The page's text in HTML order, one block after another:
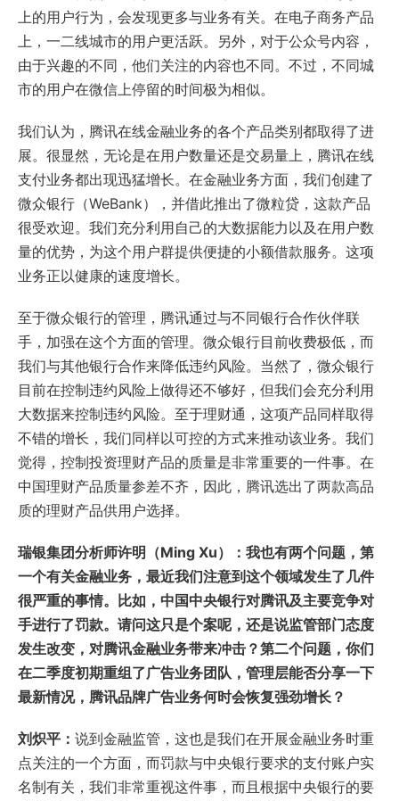
上的用户行为，会发现更多与业务有关。在电子商务产品
上，一二线城市的用户更活跃。另外，对于公众号内容，
由于兴趣的不同，他们关注的内容也不同。不过，不同城
市的用户在微信上停留的时间极为相似。
我们认为，腾讯在线金融业务的各个产品类别都取得了进
展。很显然，无论是在用户数量还是交易量上，腾讯在线
支付业务都出现迅猛增长。在金融业务方面，我们创建了
微众银行（WeBank），并借此推出了微粒贷，这款产品
很受欢迎。我们充分利用自己的大数据能力以及在用户数
量的优势，为这个用户群提供便捷的小额借款服务。这项
业务正以健康的速度增长。
至于微众银行的管理，腾讯通过与不同银行合作伙伴联
手，加强在这个方面的管理。微众银行目前收费极低，而
我们与其他银行合作来降低违约风险。当然了，微众银行
目前在控制违约风险上做得还不够好，但我们会充分利用
大数据来控制违约风险。至于理财通，这项产品同样取得
不错的增长，我们同样以可控的方式来推动该业务。我们
觉得，控制投资理财产品的质量是非常重要的一件事。在
中国理财产品质量参差不齐，因此，腾讯选出了两款高品
质的理财产品供用户选择。
瑞银集团分析师许明（Ming Xu）：我也有两个问题，第
一个有关金融业务，最近我们注意到这个领域发生了几件
很严重的事情。比如，中国中央银行对腾讯及主要竞争对
手进行了罚款。请问这只是个案呢，还是说监管部门态度
发生改变，对腾讯金融业务带来冲击？第二个问题，你们
在二季度初期重组了广告业务团队，管理层能否分享一下
最新情况，腾讯品牌广告业务何时会恢复强劲增长？
刘炽平： 说到金融监管，这也是我们在开展金融业务时重
点关注的一个方面，而罚款与中央银行要求的支付账户实
名制有关，我们非常重视这件事，而且根据中央银行的要